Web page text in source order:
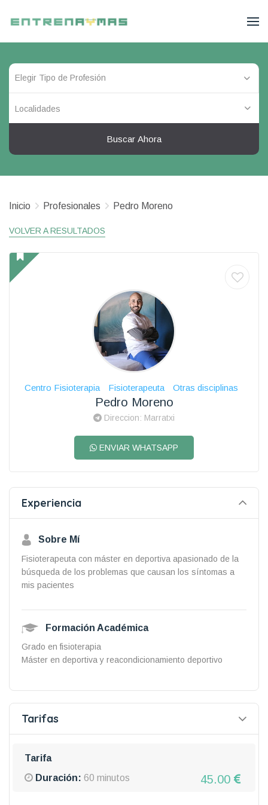
Localidades
Buscar Ahora
Inicio Profesionales Pedro Moreno
VOLVER A RESULTADOS
Centro Fisioterapia Fisioterapeuta Otras disciplinas
Pedro Moreno
Direccion: Marratxi
ENVIAR WHATSAPP
Experiencia
Sobre Mí
Fisioterapeuta con máster en deportiva apasionado de la
búsqueda de los problemas que causan los síntomas a
mis pacientes
Formación Académica
Grado en fisioterapia
Máster en deportiva y reacondicionamiento deportivo
Tarifas
Tarifa
Duración: 60 minutos 45.00